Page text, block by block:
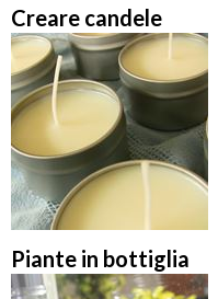
Creare candele
Piante in bottiglia